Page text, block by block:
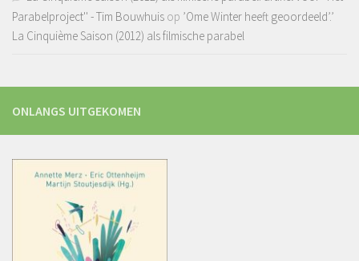
Parabelproject'' - Tim Bouwhuis op ’Ome Winter heeft geoordeeld’.’
La Cinquième Saison (2012) als filmische parabel
ONLANGS UITGEKOMEN